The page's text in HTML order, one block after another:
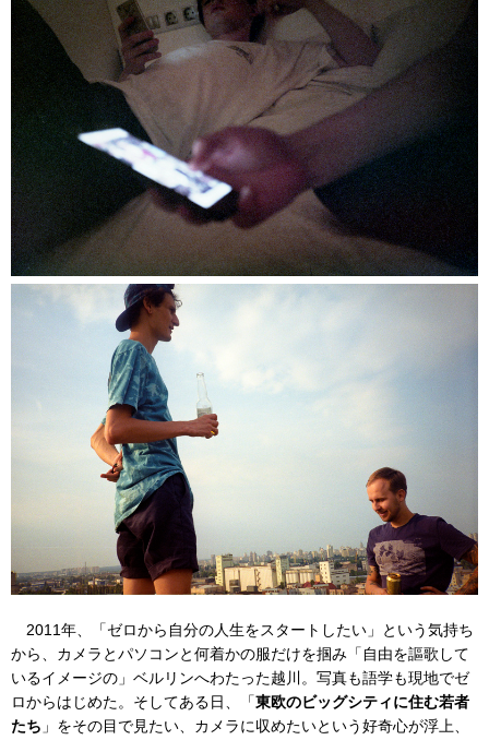
2011年、「ゼロから自分の人生をスタートしたい」という気持ち
から、カメラとパソコンと何着かの服だけを掴み「自由を謳歌して
いるイメージの」ベルリンへわたった越川。写真も語学も現地でゼ
ロからはじめた。そしてある日、「東欧のビッグシティに住む若者
たち 」をその目で見たい、カメラに収めたいという好奇心が浮上、